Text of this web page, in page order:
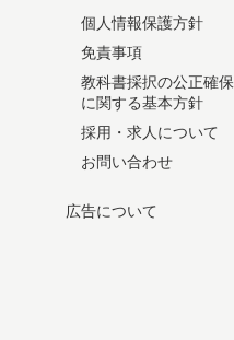
個人情報保護方針
免責事項
教科書採択の公正確保
に関する基本方針
採用・求人について
お問い合わせ
広告について